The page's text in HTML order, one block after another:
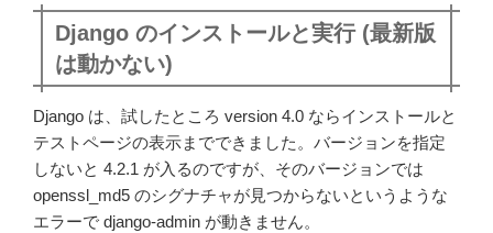
Django のインストールと実行 (最新版
は動かない)
Django は、試したところ version 4.0 ならインストールと
テストページの表示までできました。バージョンを指定
しないと 4.2.1 が入るのですが、そのバージョンでは
openssl_md5 のシグナチャが見つからないというような
エラーで django-admin が動きません。